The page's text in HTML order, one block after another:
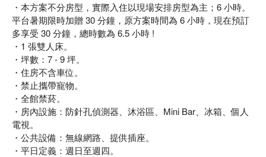
・本方案不分房型，實際入住以現場安排房型為主；6 小時。
平台暑期限時加贈 30 分鐘，原方案時間為 6 小時，現在預訂
多享受 30 分鐘，總時數為 6.5 小時 !
・1 張雙人床。
・坪數：7 - 9 坪。
・住房不含車位。
・禁止攜帶寵物。
・全館禁菸。
・房內設施：防針孔偵測器、沐浴區、Mini Bar、冰箱、個人
電視。
・公共設備：無線網路、提供插座。
・平日定義：週日至週四。